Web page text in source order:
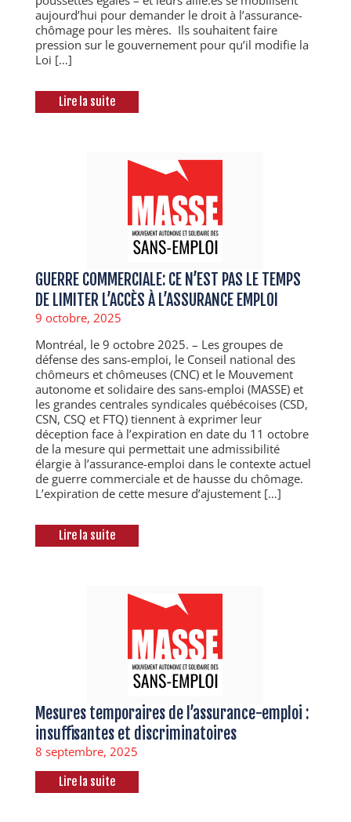
aujourd’hui pour demander le droit à l’assurance-
chômage pour les mères. Ils souhaitent faire
pression sur le gouvernement pour qu’il modifie la
Loi […]
Lire la suite
GUERRE COMMERCIALE: CE N’EST PAS LE TEMPS
DE LIMITER L’ACCÈS À L’ASSURANCE EMPLOI
9 octobre, 2025
Montréal, le 9 octobre 2025. – Les groupes de
défense des sans-emploi, le Conseil national des
chômeurs et chômeuses (CNC) et le Mouvement
autonome et solidaire des sans-emploi (MASSE) et
les grandes centrales syndicales québécoises (CSD,
CSN, CSQ et FTQ) tiennent à exprimer leur
déception face à l’expiration en date du 11 octobre
de la mesure qui permettait une admissibilité
élargie à l’assurance-emploi dans le contexte actuel
de guerre commerciale et de hausse du chômage.
L’expiration de cette mesure d’ajustement […]
Lire la suite
Mesures temporaires de l’assurance-emploi :
insuffisantes et discriminatoires
8 septembre, 2025
Lire la suite